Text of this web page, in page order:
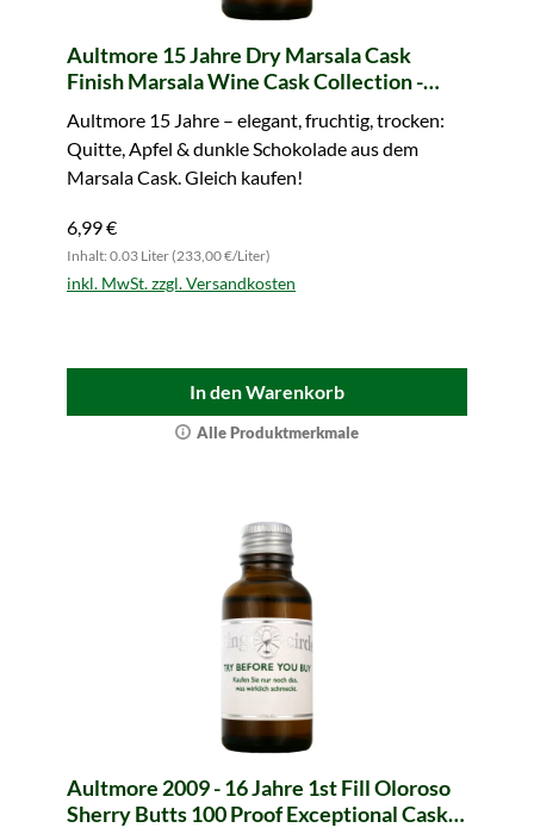
Aultmore 15 Jahre Dry Marsala Cask
Finish Marsala Wine Cask Collection -
Aultmore 15 Jahre – elegant, fruchtig, trocken:
Quitte, Apfel & dunkle Schokolade aus dem
Marsala Cask. Gleich kaufen!
6,99 €
Inhalt: 0.03 Liter (233,00 €/Liter)
inkl. MwSt. zzgl. Versandkosten
In den Warenkorb
Alle Produktmerkmale
Aultmore 2009 - 16 Jahre 1st Fill Oloroso
Sherry Butts 100 Proof Exceptional Cask